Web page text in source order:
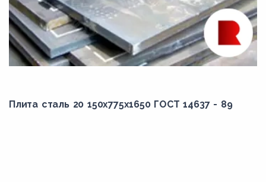
Плита сталь 20 150x775x1650 ГОСТ 14637 - 89